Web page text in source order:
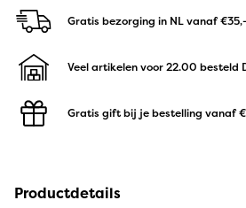
Gratis bezorging in NLvanaf €35,-
Veel artikelen voor 22.00 besteld
Gratis gift bij je bestelling vanaf
Productdetails